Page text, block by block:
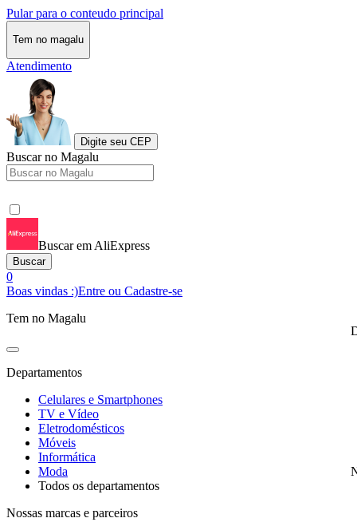
Pular para o conteudo principal
Tem no magalu
Atendimento
Digite seu CEP
Buscar no Magalu
Buscar em AliExpress
Buscar
0
Boas vindas :)Entre ou Cadastre-se
Tem no Magalu
Departamentos
Celulares e Smartphones
TV e Vídeo
Eletrodomésticos
Móveis
Informática
Moda
Todos os departamentos
Nossas marcas e parceiros